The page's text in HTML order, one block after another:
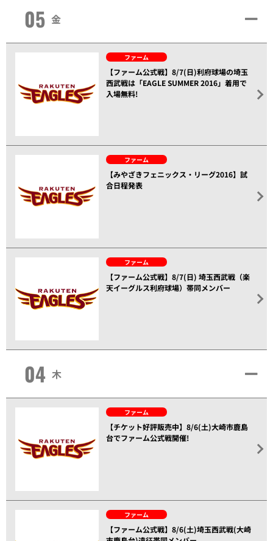
05 金
ファーム
【ファーム公式戦】8/7(日)利府球場の埼玉
西武戦は「EAGLE SUMMER 2016」着用で
入場無料!
ファーム
【みやざきフェニックス・リーグ2016】試
合日程発表
ファーム
【ファーム公式戦】8/7(日) 埼玉西武戦（楽
天イーグルス利府球場）帯同メンバー
04 木
ファーム
【チケット好評販売中】8/6(土)大崎市鹿島
台でファーム公式戦開催!
ファーム
【ファーム公式戦】8/6(土)埼玉西武戦(大崎